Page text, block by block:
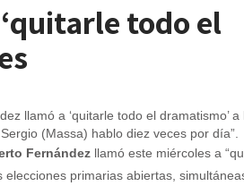
todo el
(Massa) hablo diez veces por día”.
Fernándezllamó este miércoles a
elecciones primarias abiertas,